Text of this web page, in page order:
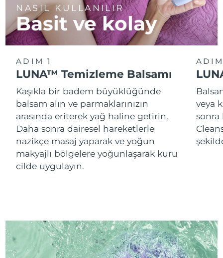
NASIL KULLANILIR
Basit ve kolay
ADIM 1
LUNA™ Temizleme Balsamı
Kaşıkla bir badem büyüklüğünde
balsam alın ve parmaklarınızın
arasında eriterek yağ haline getirin.
Daha sonra dairesel hareketlerle
nazikçe masaj yaparak ve yoğun
makyajlı bölgelere yoğunlaşarak kuru
cilde uygulayın.
veya
sonra